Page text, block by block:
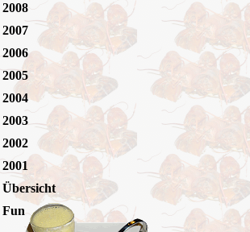
2008
2007
2006
2005
2004
2003
2002
2001
Übersicht
Fun